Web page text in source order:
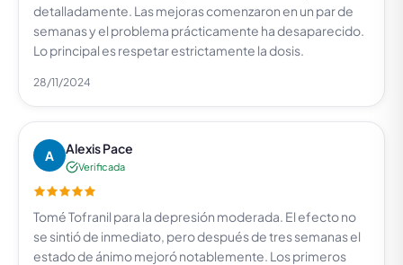
detalladamente. Las mejoras comenzaron en un par de
semanas y el problema prácticamente ha desaparecido.
Lo principal es respetar estrictamente la dosis.
28/11/2024
A Alexis Pace
Verificada
Tomé Tofranil para la depresión moderada. El efecto no
se sintió de inmediato, pero después de tres semanas el
estado de ánimo mejoró notablemente. Los primeros